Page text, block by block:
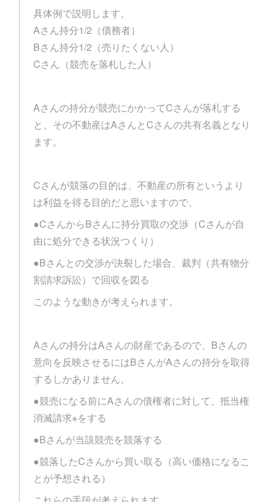
具体例で説明します。
Aさん持分1/2（債務者）
Bさん持分1/2（売りたくない人）
Cさん（競売を落札した人）
Aさんの持分が競売にかかってCさんが落札する
と、その不動産はAさんとCさんの共有名義となり
ます。
Cさんが競落の目的は、不動産の所有というより
は利益を得る目的だと思いますので、
●CさんからBさんに持分買取の交渉（Cさんが自
由に処分できる状況つくり）
●Bさんとの交渉が決裂した場合、裁判（共有物分
割請求訴訟）で回収を図る
このような動きが考えられます。
Aさんの持分はAさんの財産であるので、Bさんの
意向を反映させるにはBさんがAさんの持分を取得
するしかありません。
●競売になる前にAさんの債権者に対して、抵当権
消滅請求※をする
●Bさんが当該競売を競落する
●競落したCさんから買い取る（高い価格になるこ
とが予想される）